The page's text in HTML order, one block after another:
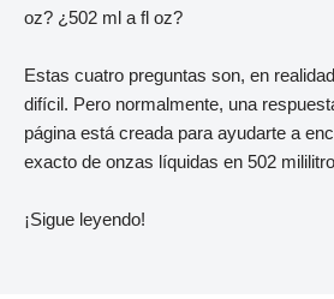
oz? ¿502 ml a fl oz?
Estas cuatro preguntas son, en
difícil. Pero normalmente, una
página está creada para ayudarte a
exacto de onzas líquidas en 502
¡Sigue leyendo!